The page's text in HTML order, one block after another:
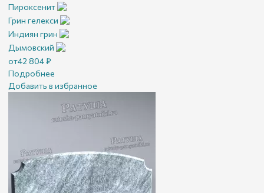
Пироксенит
Грин гелекси
Индиян грин
Дымовский
от42 804₽
Подробнее
Добавить в избранное